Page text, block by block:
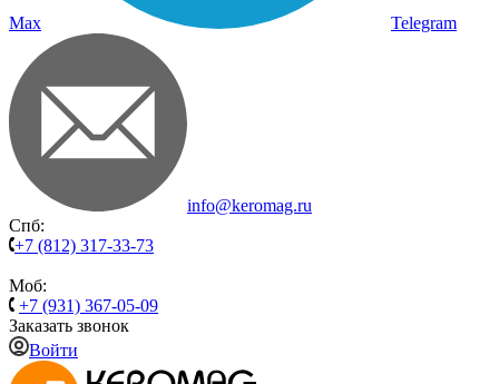
Max Telegram
info@keromag.ru
Спб:
+7 (812) 317-33-73
Моб:
+7 (931) 367-05-09
Заказать звонок
Войти